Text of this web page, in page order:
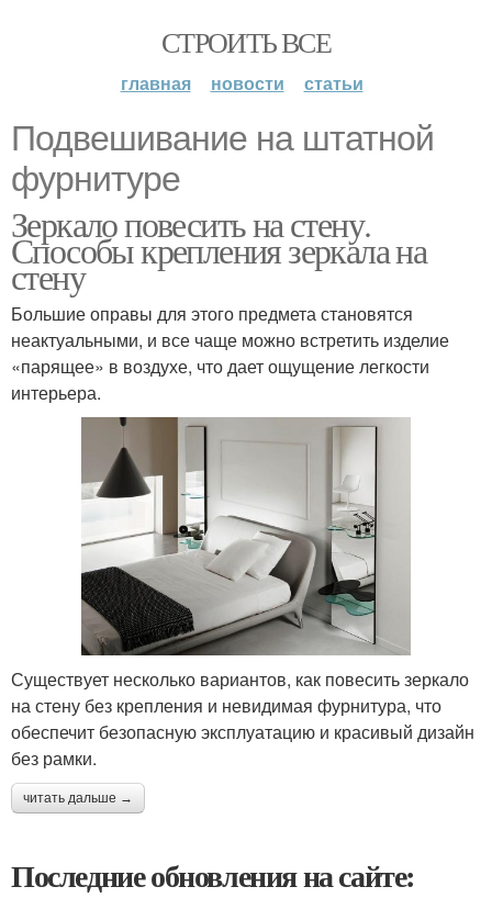
СТРОИТЬ ВСЕ
главная новости статьи
Подвешивание на штатной
фурнитуре
Зеркало повесить на стену.
Способы крепления зеркала на
стену
Большие оправы для этого предмета становятся
неактуальными, и все чаще можно встретить изделие
«парящее» в воздухе, что дает ощущение легкости
интерьера.
Существует несколько вариантов, как повесить зеркало
на стену без крепления и невидимая фурнитура, что
обеспечит безопасную эксплуатацию и красивый дизайн
без рамки.
читать дальше →
Последние обновления на сайте: